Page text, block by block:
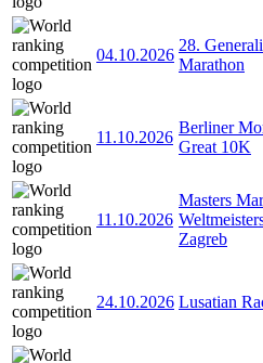
04.10.2026
28.
Marathon
11.10.2026
Berliner
Great 10K
11.10.2026
Masters
Zagreb
24.10.2026 Lusatian